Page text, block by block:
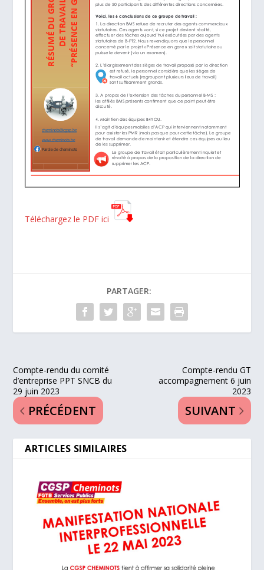
Téléchargez le PDF ici
PARTAGER:
Compte-rendu du comité
d’entreprise PPT SNCB du
29 juin 2023
PRÉCÉDENT
Compte-rendu GT
accompagnement 6 juin
2023
SUIVANT
ARTICLES SIMILAIRES